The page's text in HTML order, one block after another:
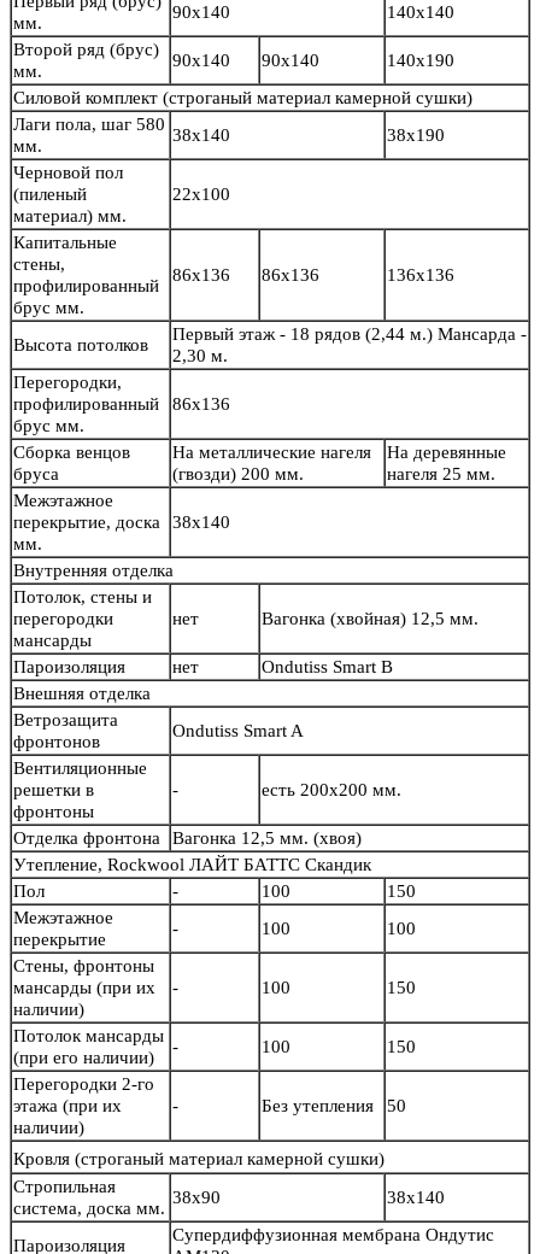
мм.
90х140
140х140
Второй ряд (брус)
мм.
90х140 90х140
140х190
Силовой комплект (строганый материал камерной сушки)
Лаги пола, шаг 580
мм.
38х140
38х190
Черновой пол
(пиленый
материал) мм.
22х100
Капитальные
стены,
профилированный
брус мм.
86х136 86х136 136х136
Высота потолков
Первый этаж - 18 рядов (2,44 м.) Мансарда -
2,30 м.
Перегородки,
профилированный
брус мм.
86х136
Сборка венцов
бруса
На металлические нагеля
(гвозди) 200 мм.
На деревянные
нагеля 25 мм.
Межэтажное
перекрытие, доска
мм.
38х140
Внутренняя отделка
Потолок, стены и
перегородки
мансарды
нет Вагонка (хвойная) 12,5 мм.
Пароизоляция нет
Ondutiss Smart B
Внешняя отделка
Ветрозащита
фронтонов
Ondutiss Smart A
Вентиляционные
решетки в
фронтоны
- есть 200х200 мм.
Отделка фронтона
Вагонка 12,5 мм. (хвоя)
Утепление, Rockwool ЛАЙТ БАТТС Скандик
Пол
- 100
150
Межэтажное
перекрытие
- 100
100
Стены, фронтоны
мансарды (при их
наличии)
- 100 150
Потолок мансарды
(при его наличии)
- 100
150
Перегородки 2-го
этажа (при их
наличии)
- Без утепления 50
Кровля (строганый материал камерной сушки)
Стропильная
система, доска мм.
38х90 38х140
Пароизоляция
Супердиффузионная мембрана Ондутис